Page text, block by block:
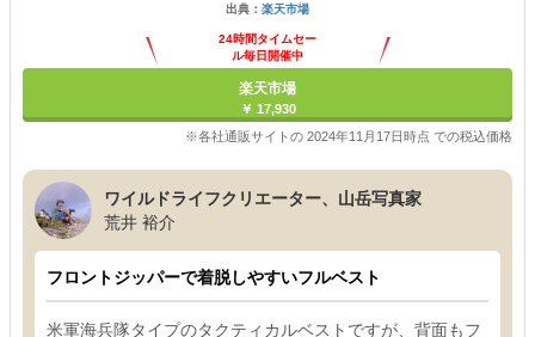
出典： 楽天市場
24時間タイムセー
ル毎日開催中
楽天市場
￥ 17,930
※各社通販サイトの 2024年11月17日時点 での税込価格
ワイルドライフクリエーター、山岳写真家
荒井 裕介
フロントジッパーで着脱しやすいフルベスト
米軍海兵隊タイプのタクティカルベストですが、背面もフ